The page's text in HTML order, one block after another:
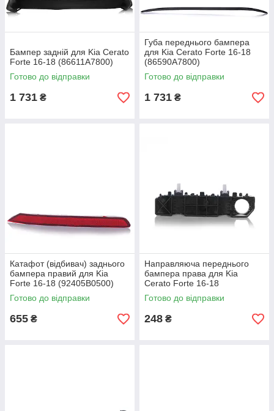
Бампер задній для Kia Cerato
Forte 16-18 (86611A7800)
Готово до відправки
1 731 ₴
Губа переднього бампера
для Kia Cerato Forte 16-18
(86590A7800)
Готово до відправки
1 731 ₴
Катафот (відбивач) заднього
бампера правий для Kia
Forte 16-18 (92405B0500)
Готово до відправки
655 ₴
Направляюча переднього
бампера права для Kia
Cerato Forte 16-18
(86514B0000)
Готово до відправки
248 ₴